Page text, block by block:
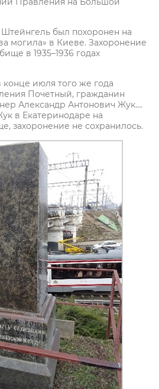
был похоронен на
могила» в Киеве. Захоронение
в 1935–1936 годах
июля того же года
Почетный, гражданин
Александр Антонович Жук….
в Екатеринодаре на
захоронение не сохранилось.